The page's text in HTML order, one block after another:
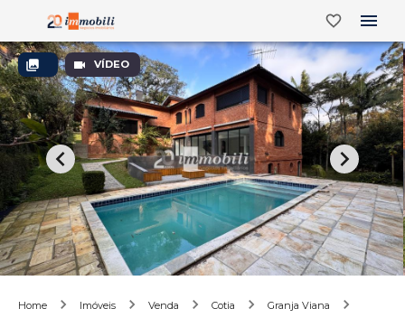
VÍDEO
Home Imóveis Venda Cotia
Granja Viana